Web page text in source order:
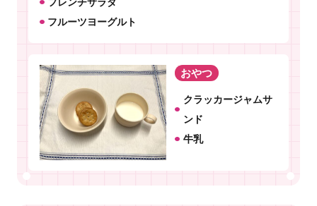
フルーツヨーグルト
おやつ
クラッカージャムサ
ンド
牛乳